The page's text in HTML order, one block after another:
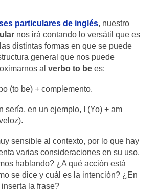
particulares de inglés, nuestro
nos irá contando lo versátil que es
distintas formas en que se puede
general que nos puede
al verbo to be es:
(to be) + complemento.
sería, en un ejemplo, I (Yo) + am
sensible al contexto, por lo que hay
varias consideraciones en su uso.
hablando? ¿A qué acción está
se dice y cuál es la intención? ¿En
la frase?